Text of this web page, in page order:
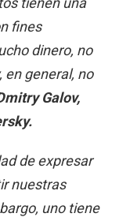
fines
dinero, no
en general, no
Galov,
de expresar
nuestras
uno tiene